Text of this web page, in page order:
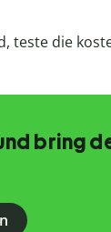
teste die
bring